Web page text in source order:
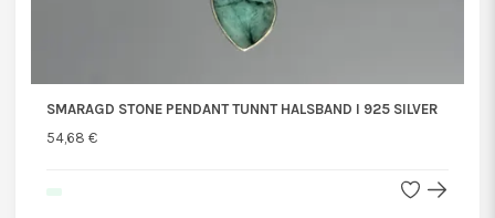
SMARAGD STONE PENDANT TUNNT HALSBAND I 925 SILVER
54,68 €